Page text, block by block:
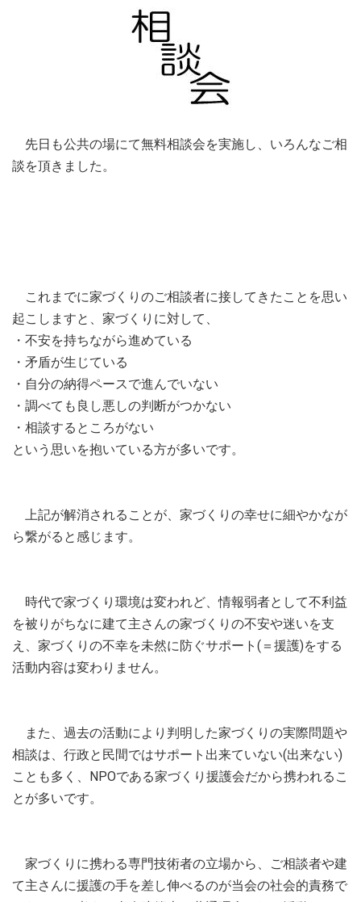
先日も公共の場にて無料相談会を実施し、いろんなご相
談を頂きました。
これまでに家づくりのご相談者に接してきたことを思い
起こしますと、家づくりに対して、
・不安を持ちながら進めている
・矛盾が生じている
・自分の納得ペースで進んでいない
・調べても良し悪しの判断がつかない
・相談するところがない
という思いを抱いている方が多いです。
上記が解消されることが、家づくりの幸せに細やかなが
ら繋がると感じます。
時代で家づくり環境は変われど、情報弱者として不利益
を被りがちなに建て主さんの家づくりの不安や迷いを支
え、家づくりの不幸を未然に防ぐサポート(＝援護)をする
活動内容は変わりません。
また、過去の活動により判明した家づくりの実際問題や
相談は、行政と民間ではサポート出来ていない(出来ない)
ことも多く、NPOである家づくり援護会だから携われるこ
とが多いです。
家づくりに携わる専門技術者の立場から、ご相談者や建
て主さんに援護の手を差し伸べるのが当会の社会的責務で